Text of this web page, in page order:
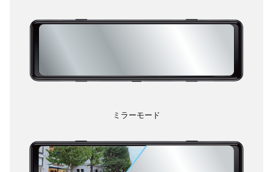
ミラーモード